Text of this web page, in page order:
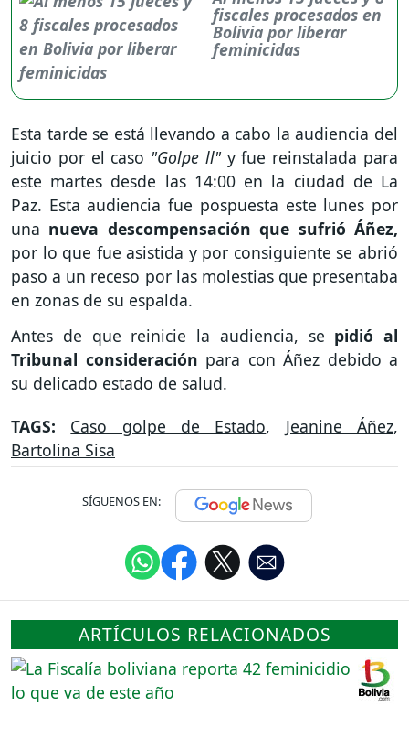
fiscales procesados en
Bolivia por liberar
feminicidas
Esta tarde se está llevando a cabo la audiencia del
juicio por el caso "Golpe ll"y fue reinstalada para
este martes desde las 14:00 en la ciudad de La
Paz. Esta audiencia fue pospuesta este lunes por
una nueva descompensación que sufrió Áñez,
por lo que fue asistida y por consiguiente se abrió
paso a un receso por las molestias que presentaba
en zonas de su espalda.
Antes de que reinicie la audiencia, se pidió al
Tribunal consideración para con Áñez debido a
su delicado estado de salud.
TAGS: Caso golpe de Estado, Jeanine Áñez,
Bartolina Sisa
SÍGUENOS EN:
ARTÍCULOS RELACIONADOS